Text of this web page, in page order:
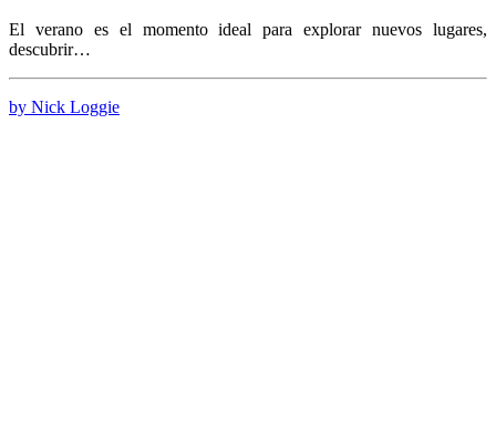
El verano es el momento ideal para explorar nuevos lugares,
descubrir…
by Nick Loggie